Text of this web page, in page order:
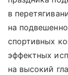
в
на
спортивных
эффектных
на высокий